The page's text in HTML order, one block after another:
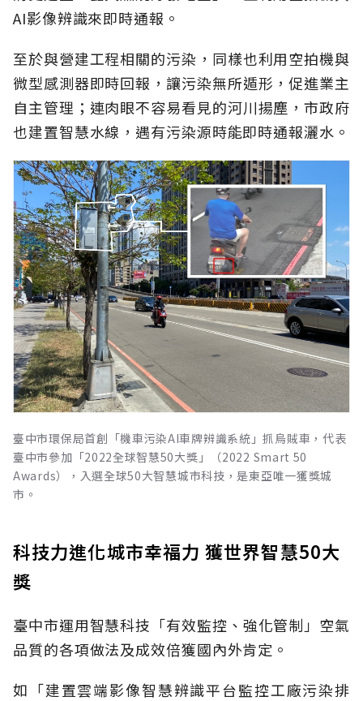
AI影像辨識來即時通報。
至於與營建工程相關的污染，同樣也利用空拍機與
微型感測器即時回報，讓污染無所遁形，促進業主
自主管理；連肉眼不容易看見的河川揚塵，市政府
也建置智慧水線，遇有污染源時能即時通報灑水。
臺中市環保局首創「機車污染AI車牌辨識系統」抓烏賊車，代表
臺中市參加「2022全球智慧50大獎」（2022 Smart 50
Awards），入選全球50大智慧城市科技，是東亞唯一獲獎城
市。
科技力進化城市幸福力 獲世界智慧50大
獎
臺中市運用智慧科技「有效監控、強化管制」空氣
品質的各項做法及成效倍獲國內外肯定。
如「建置雲端影像智慧辨識平台監控工廠污染排